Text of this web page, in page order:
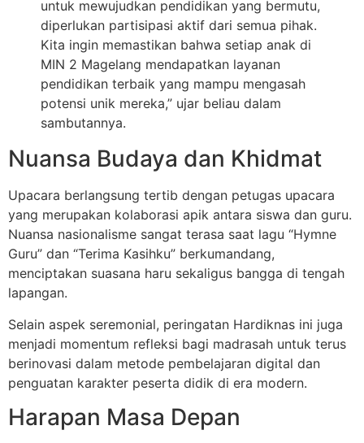
untuk mewujudkan pendidikan yang bermutu,
diperlukan partisipasi aktif dari semua pihak.
Kita ingin memastikan bahwa setiap anak di
MIN 2 Magelang mendapatkan layanan
pendidikan terbaik yang mampu mengasah
potensi unik mereka,” ujar beliau dalam
sambutannya.
Nuansa Budaya dan Khidmat
Upacara berlangsung tertib dengan petugas upacara
yang merupakan kolaborasi apik antara siswa dan guru.
Nuansa nasionalisme sangat terasa saat lagu “Hymne
Guru” dan “Terima Kasihku” berkumandang,
menciptakan suasana haru sekaligus bangga di tengah
lapangan.
Selain aspek seremonial, peringatan Hardiknas ini juga
menjadi momentum refleksi bagi madrasah untuk terus
berinovasi dalam metode pembelajaran digital dan
penguatan karakter peserta didik di era modern.
Harapan Masa Depan